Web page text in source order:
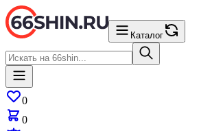
Каталог
0
0